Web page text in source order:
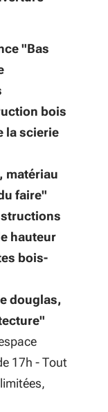
"Bas
bois
la scierie
matériau
faire"
hauteur
bois-
douglas,
17h - Tout